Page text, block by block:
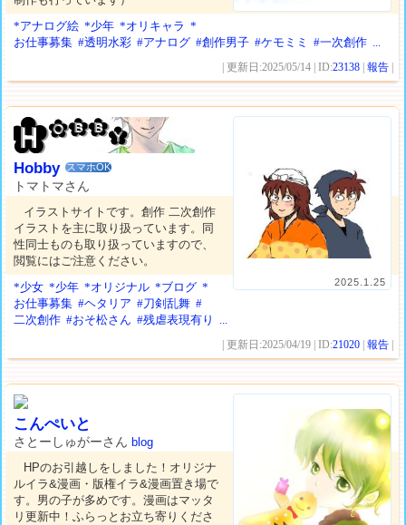
*アナログ絵 *少年 *オリキャラ *
お仕事募集 #透明水彩 #アナログ #創作男子 #ケモミミ #一次創作 ...
| 更新日:2025/05/14 | ID:23138 |報告
2025.1.25
Hobby スマホOK
トマトマさん
イラストサイトです。創作 二次創作
イラストを主に取り扱っています。同
性同士ものも取り扱っていますので、
閲覧にはご注意ください。
*少女 *少年 *オリジナル *ブログ *
お仕事募集 #ヘタリア #刀剣乱舞 #
二次創作 #おそ松さん #残虐表現有り ...
| 更新日:2025/04/19 | ID:21020 |報告
こんぺいと
さとーしゅがーさんblog
HPのお引越しをしました！オリジナ
ルイラ&漫画・版権イラ&漫画置き場で
す。男の子が多めです。漫画はマッタ
リ更新中！ふらっとお立ち寄りくださ